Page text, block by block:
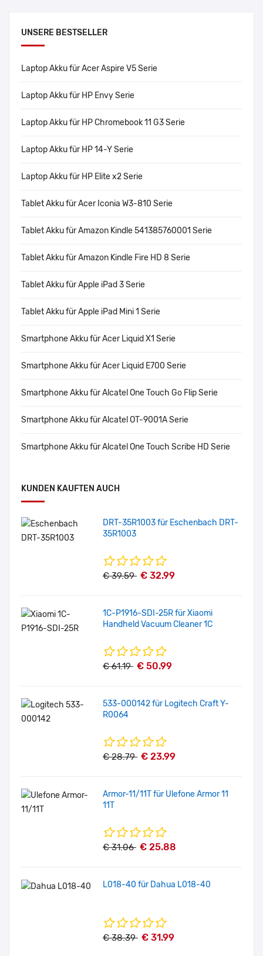
UNSERE BESTSELLER
Laptop Akku für Acer Aspire V5 Serie
Laptop Akku für HP Envy Serie
Laptop Akku für HP Chromebook 11 G3 Serie
Laptop Akku für HP 14-Y Serie
Laptop Akku für HP Elite x2 Serie
Tablet Akku für Acer Iconia W3-810 Serie
Tablet Akku für Amazon Kindle 541385760001 Serie
Tablet Akku für Amazon Kindle Fire HD 8 Serie
Tablet Akku für Apple iPad 3 Serie
Tablet Akku für Apple iPad Mini 1 Serie
Smartphone Akku für Acer Liquid X1 Serie
Smartphone Akku für Acer Liquid E700 Serie
Smartphone Akku für Alcatel One Touch Go Flip Serie
Smartphone Akku für Alcatel OT-9001A Serie
Smartphone Akku für Alcatel One Touch Scribe HD Serie
KUNDEN KAUFTEN AUCH
DRT-35R1003 für Eschenbach DRT-
35R1003
€ 39.59 € 32.99
1C-P1916-SDI-25R für Xiaomi
Handheld Vacuum Cleaner 1C
€ 61.19 € 50.99
533-000142 für Logitech Craft Y-
R0064
€ 28.79 € 23.99
Armor-11/11T für Ulefone Armor 11
11T
€ 31.06 € 25.88
L018-40 für Dahua L018-40
€ 38.39 € 31.99